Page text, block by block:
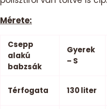
Mérete:
Csepp
alakú
babzsák
Gyerek
– S
Térfogata 130 liter